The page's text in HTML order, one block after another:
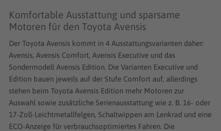
Komfortable Ausstattung und sparsame
Motoren für den Toyota Avensis
Der Toyota Avensis kommt in 4 Ausstattungsvarianten daher:
Avensis, Avensis Comfort, Avensis Executive und das
Sondermodell Avensis Edition. Die Varianten Executive und
Edition bauen jeweils auf der Stufe Comfort auf, allerdings
stehen beim Toyota Avensis Edition mehr Motoren zur
Auswahl sowie zusätzliche Serienausstattung wie z. B. 16- oder
17-Zoll-Leichtmetallfelgen, Schaltwippen am Lenkrad und eine
ECO-Anzeige für verbrauchsoptimiertes Fahren. Die